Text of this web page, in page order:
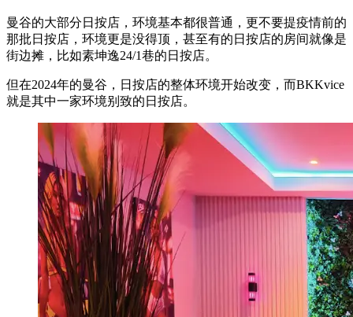
曼谷的大部分日按店，环境基本都很普通，更不要提疫情前的
那批日按店，环境更是没得顶，甚至有的日按店的房间就像是
街边摊，比如素坤逸24/1巷的日按店。
但在2024年的曼谷，日按店的整体环境开始改变，而BKKvice
就是其中一家环境别致的日按店。